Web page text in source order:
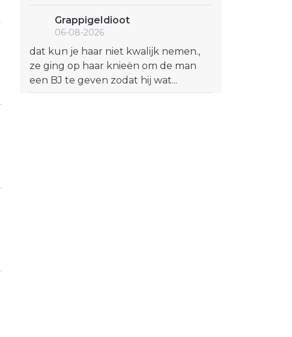
GrappigeIdioot
06-08-2026
dat kun je haar niet kwalijk nemen.,
ze ging op haar knieën om de man
een BJ te geven zodat hij wat...